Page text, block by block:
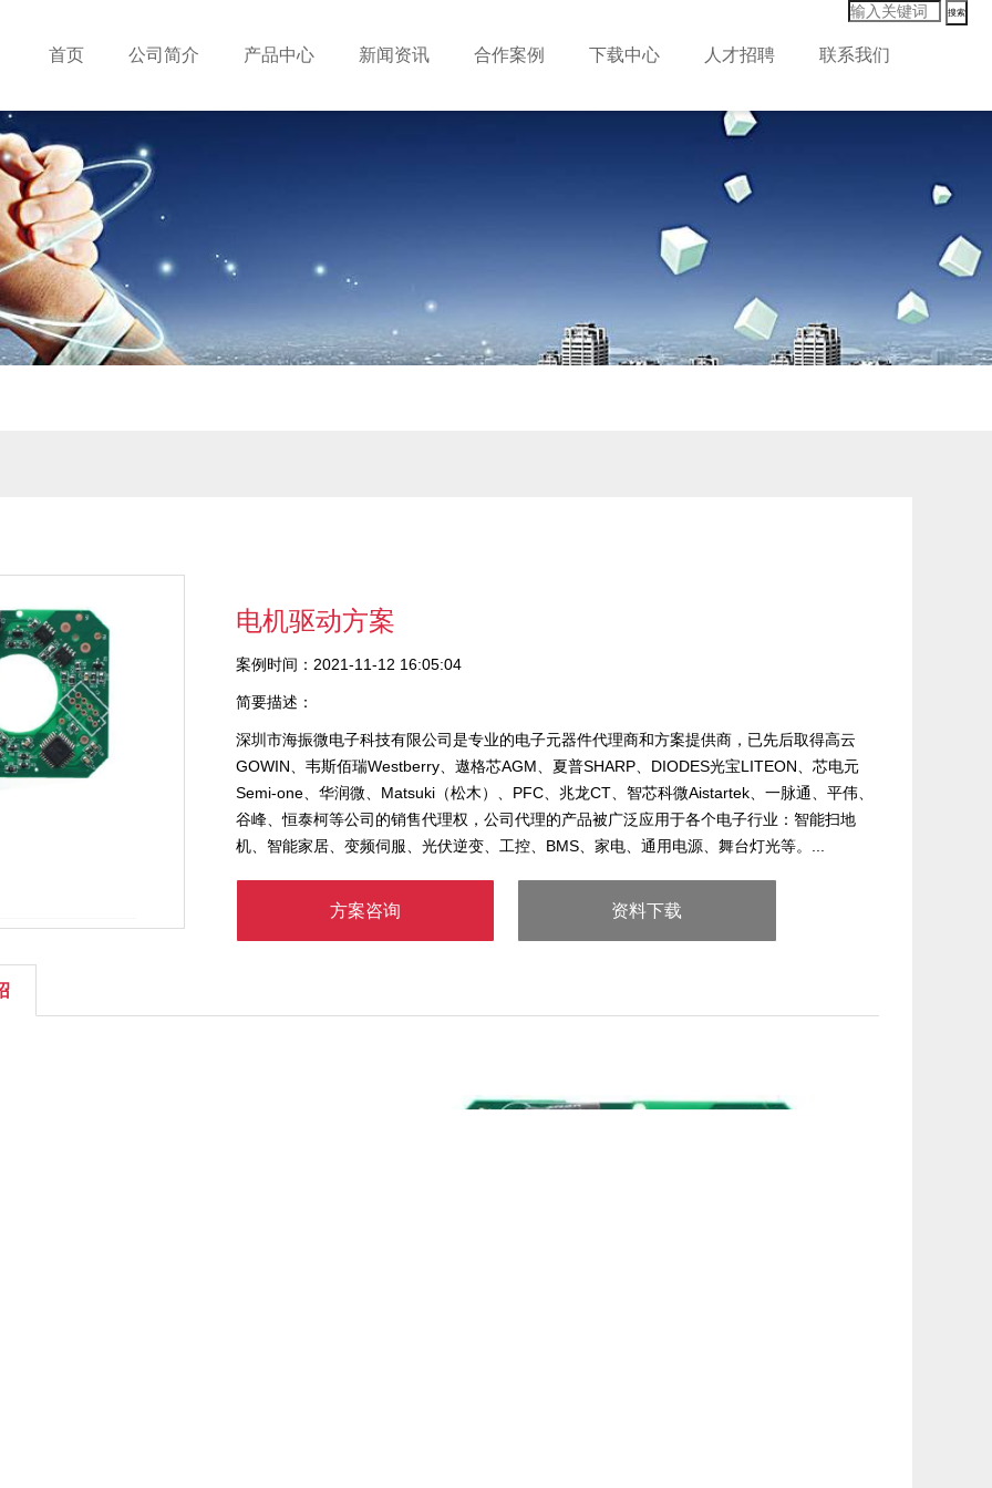
首页 公司简介 产品中心 新闻资讯 合作案例 下载中心 人才招聘 联系我们
搜索
电机驱动方案
案例时间：2021-11-12 16:05:04
简要描述：
深圳市海振微电子科技有限公司是专业的电子元器件代理商和方案提供商，已先后取得高云
GOWIN、韦斯佰瑞Westberry、遨格芯AGM、夏普SHARP、DIODES光宝LITEON、芯电元
Semi-one、华润微、Matsuki（松木）、PFC、兆龙CT、智芯科微Aistartek、一脉通、平伟、
谷峰、恒泰柯等公司的销售代理权，公司代理的产品被广泛应用于各个电子行业：智能扫地
机、智能家居、变频伺服、光伏逆变、工控、BMS、家电、通用电源、舞台灯光等。...
方案咨询 资料下载